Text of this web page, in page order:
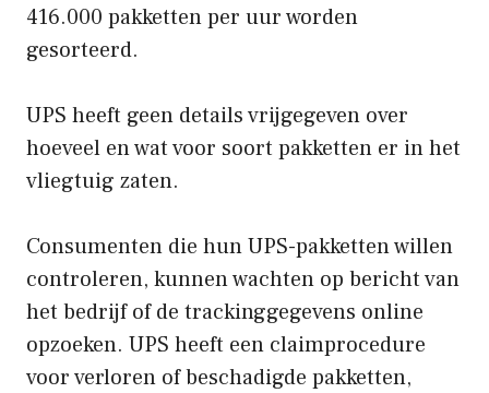
416.000 pakketten per uur worden
gesorteerd.
UPS heeft geen details vrijgegeven over
hoeveel en wat voor soort pakketten er in het
vliegtuig zaten.
Consumenten die hun UPS-pakketten willen
controleren, kunnen wachten op bericht van
het bedrijf of de trackinggegevens online
opzoeken. UPS heeft een claimprocedure
voor verloren of beschadigde pakketten,